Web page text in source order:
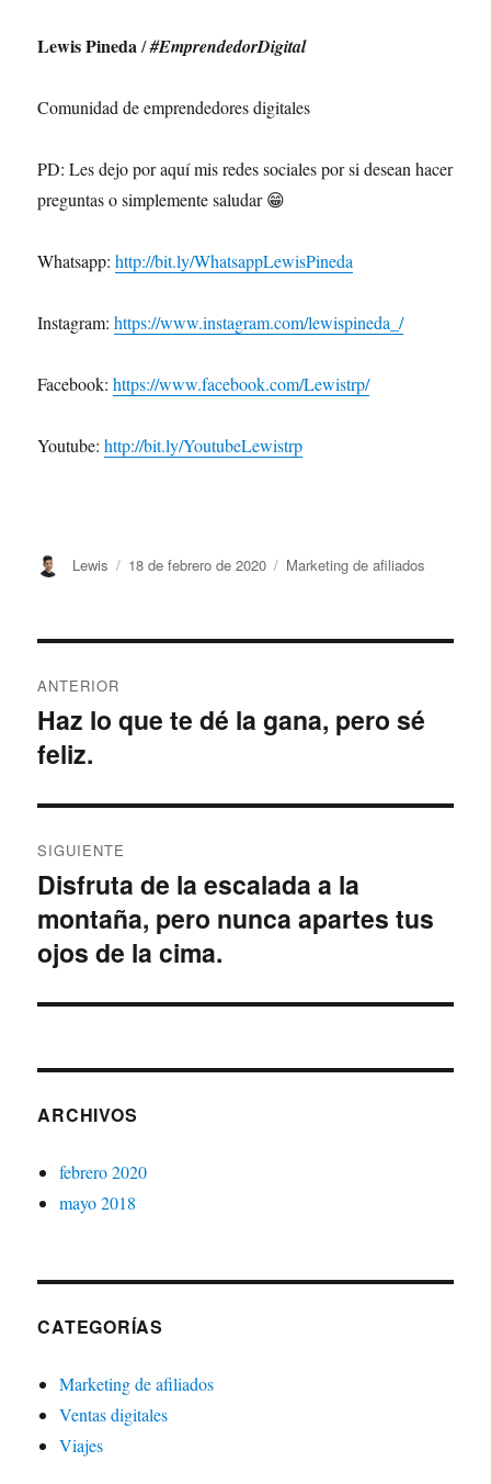
Lewis Pineda/#EmprendedorDigital
Comunidad de emprendedores digitales
PD: Les dejo por aquí mis redes sociales por si desean hacer
preguntas o simplemente saludar 😁
Whatsapp:http://bit.ly/WhatsappLewisPineda
Instagram:https://www.instagram.com/lewispineda_/
Facebook:https://www.facebook.com/Lewistrp/
Youtube:http://bit.ly/YoutubeLewistrp
Lewis 18 de febrero de 2020 Marketing de afiliados
ANTERIOR
Haz lo que te dé la gana, pero sé
feliz.
SIGUIENTE
Disfruta de la escalada a la
montaña, pero nunca apartes tus
ojos de la cima.
ARCHIVOS
febrero 2020
mayo 2018
CATEGORÍAS
Marketing de afiliados
Ventas digitales
Viajes